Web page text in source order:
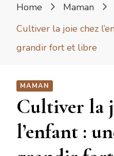
Home
Maman
Cultiver la joie chez
grandir fort et libre
MAMAN
Cultiver la
l’enfant :